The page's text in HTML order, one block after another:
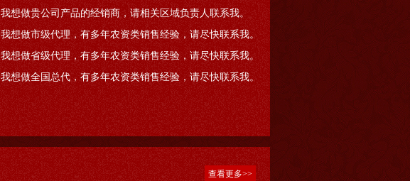
我想做贵公司产品的经销商，请相关区域负责人联系我。
我想做市级代理，有多年农资类销售经验，请尽快联系我。
我想做省级代理，有多年农资类销售经验，请尽快联系我。
我想做全国总代，有多年农资类销售经验，请尽快联系我。
查看更多>>